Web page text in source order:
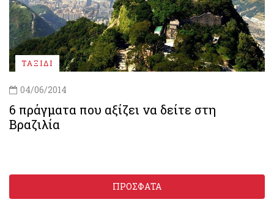
ΤΑΞΙΔΙ
04/06/2014
6 πράγματα που αξίζει να δείτε στη
Βραζιλία
ΠΡΟΣΦΑΤΑ